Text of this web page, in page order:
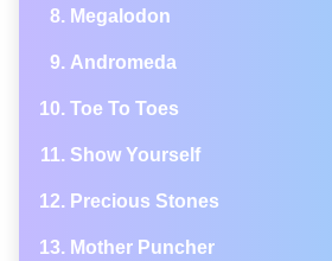
Megalodon
Andromeda
Toe To Toes
Show Yourself
Precious Stones
Mother Puncher